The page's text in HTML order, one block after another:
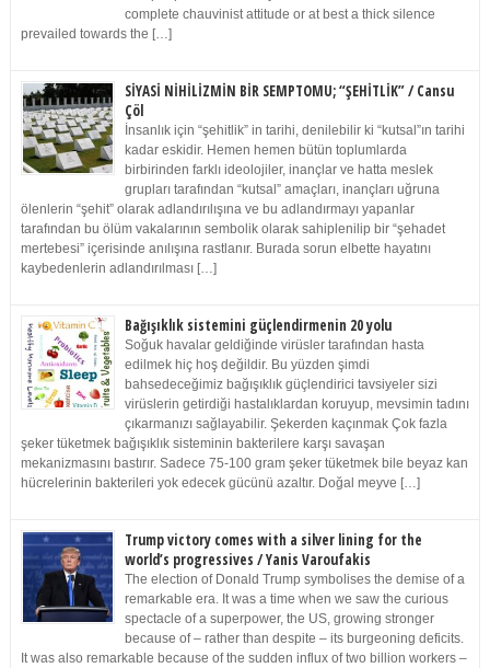
complete chauvinist attitude or at best a thick silence
prevailed towards the […]
SİYASİ NİHİLİZMİN BİR SEMPTOMU; “ŞEHİTLİK” / Cansu
Çöl
İnsanlık için “şehitlik” in tarihi, denilebilir ki “kutsal”ın tarihi
kadar eskidir. Hemen hemen bütün toplumlarda
birbirinden farklı ideolojiler, inançlar ve hatta meslek
grupları tarafından “kutsal” amaçları, inançları uğruna
ölenlerin “şehit” olarak adlandırılışına ve bu adlandırmayı yapanlar
tarafından bu ölüm vakalarının sembolik olarak sahiplenilip bir “şehadet
mertebesi” içerisinde anılışına rastlanır. Burada sorun elbette hayatını
kaybedenlerin adlandırılması […]
Bağışıklık sistemini güçlendirmenin 20 yolu
Soğuk havalar geldiğinde virüsler tarafından hasta
edilmek hiç hoş değildir. Bu yüzden şimdi
bahsedeceğimiz bağışıklık güçlendirici tavsiyeler sizi
virüslerin getirdiği hastalıklardan koruyup, mevsimin tadını
çıkarmanızı sağlayabilir. Şekerden kaçınmak Çok fazla
şeker tüketmek bağışıklık sisteminin bakterilere karşı savaşan
mekanizmasını bastırır. Sadece 75-100 gram şeker tüketmek bile beyaz kan
hücrelerinin bakterileri yok edecek gücünü azaltır. Doğal meyve […]
Trump victory comes with a silver lining for the
world’s progressives / Yanis Varoufakis
The election of Donald Trump symbolises the demise of a
remarkable era. It was a time when we saw the curious
spectacle of a superpower, the US, growing stronger
because of – rather than despite – its burgeoning deficits.
It was also remarkable because of the sudden influx of two billion workers –